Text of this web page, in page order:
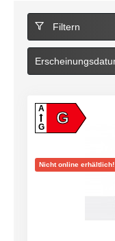
Filtern
G
A
G
Nicht online erhältlich!